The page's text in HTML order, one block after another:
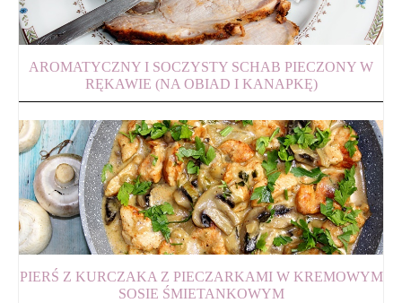
AROMATYCZNY I SOCZYSTY SCHAB PIECZONY W
RĘKAWIE (NA OBIAD I KANAPKĘ)
PIERŚ Z KURCZAKA Z PIECZARKAMI W KREMOWYM
SOSIE ŚMIETANKOWYM